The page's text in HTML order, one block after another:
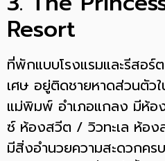
Resort
ที่พักแบบโรงแรมและรีสอ
เศษ อยู่ติดชายหาดส่วนตัว
แม่พิมพ์ อำเภอแกลง มีห้อ
ซ์ ห้องสวีต / วิวทะเล ห้อง
มีสิ่งอำนวยความสะดวกคร